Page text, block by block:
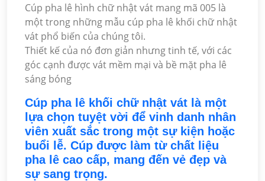
Cúp pha lê hình chữ nhật vát mang mã 005 là
một trong những mẫu cúp pha lê khối chữ nhật
vát phổ biến của chúng tôi.
Thiết kế của nó đơn giản nhưng tinh tế, với các
góc cạnh được vát mềm mại và bề mặt pha lê
sáng bóng
Cúp pha lê khối chữ nhật vát là một
lựa chọn tuyệt vời để vinh danh nhân
viên xuất sắc trong một sự kiện hoặc
buổi lễ. Cúp được làm từ chất liệu
pha lê cao cấp, mang đến vẻ đẹp và
sự sang trọng.